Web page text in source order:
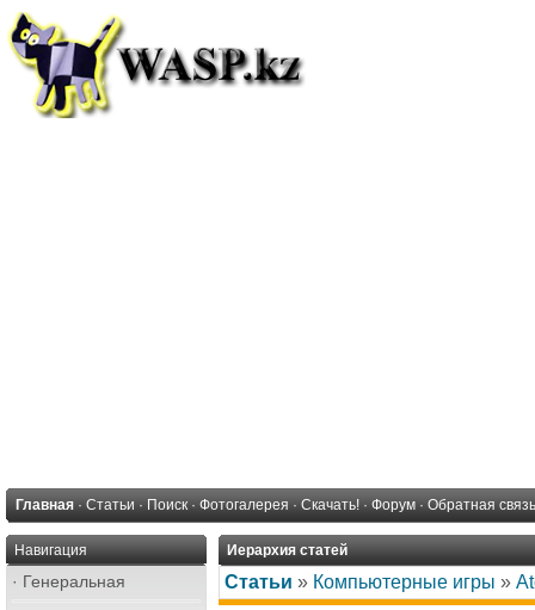
Главная · Статьи · Поиск · Фотогалерея · Скачать! · Форум · Обратная связь
Навигация
· Генеральная
Иерархия статей
Статьи » Компьютерные игры »